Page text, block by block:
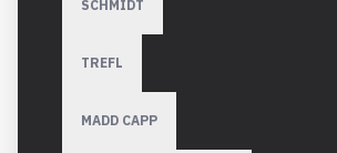
SCHMIDT
TREFL
MADD CAPP